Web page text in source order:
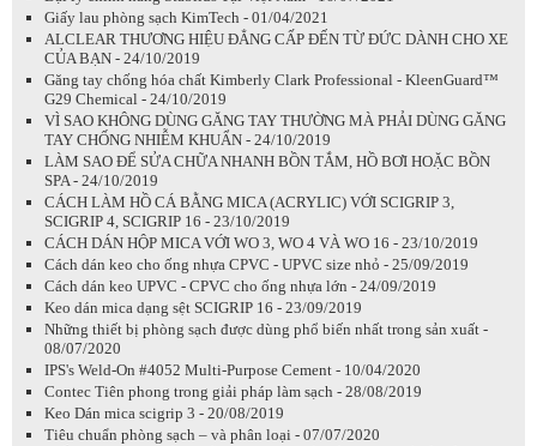
Giấy lau phòng sạch KimTech - 01/04/2021
ALCLEAR THƯƠNG HIỆU ĐẲNG CẤP ĐẾN TỪ ĐỨC DÀNH CHO XE
CỦA BẠN - 24/10/2019
Găng tay chống hóa chất Kimberly Clark Professional - KleenGuard™
G29 Chemical - 24/10/2019
VÌ SAO KHÔNG DÙNG GĂNG TAY THƯỜNG MÀ PHẢI DÙNG GĂNG
TAY CHỐNG NHIỄM KHUẨN - 24/10/2019
LÀM SAO ĐỂ SỬA CHỮA NHANH BỒN TẮM, HỒ BƠI HOẶC BỒN
SPA - 24/10/2019
CÁCH LÀM HỒ CÁ BẰNG MICA (ACRYLIC) VỚI SCIGRIP 3,
SCIGRIP 4, SCIGRIP 16 - 23/10/2019
CÁCH DÁN HỘP MICA VỚI WO 3, WO 4 VÀ WO 16 - 23/10/2019
Cách dán keo cho ống nhựa CPVC - UPVC size nhỏ - 25/09/2019
Cách dán keo UPVC - CPVC cho ống nhựa lớn - 24/09/2019
Keo dán mica dạng sệt SCIGRIP 16 - 23/09/2019
Những thiết bị phòng sạch được dùng phổ biến nhất trong sản xuất -
08/07/2020
IPS's Weld-On #4052 Multi-Purpose Cement - 10/04/2020
Contec Tiên phong trong giải pháp làm sạch - 28/08/2019
Keo Dán mica scigrip 3 - 20/08/2019
Tiêu chuẩn phòng sạch – và phân loại - 07/07/2020